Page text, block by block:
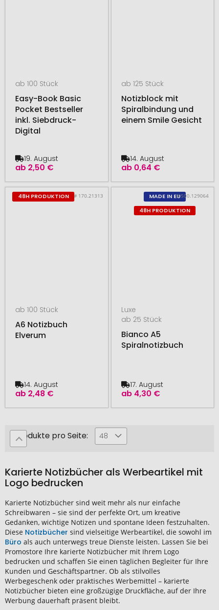
ab 100 Stück
Easy-Book Basic
Pocket Bestseller
inkl. Siebdruck-
Digital
ab 2,50 €
19. August
ab 125 Stück
Notizblock mit
Spiralbindung und
einem Smile Gesicht
ab 0,64 €
14. August
48H PRODUKTION # 170.21313
ab 100 Stück
A6 Notizbuch
Elverum
ab 2,48 €
14. August
MADE IN EU
48H PRODUKTION
# 500.129064
Luxe
ab 25 Stück
Bianco A5
Spiralnotizbuch
ab 4,30 €
17. August
Produkte pro Seite: 48
Karierte Notizbücher als Werbeartikel mit
Logo bedrucken
Karierte Notizbücher sind weit mehr als nur einfache
Schreibwaren – sie sind der perfekte Ort, um kreative
Gedanken, wichtige Notizen und spontane Ideen festzuhalten.
Diese Notizbücher sind vielseitige Werbeartikel, die sowohl im
Büro als auch unterwegs treue Dienste leisten. Lassen Sie bei
Promostore Ihre karierte Notizbücher mit Ihrem Logo
bedrucken und schaffen Sie einen täglichen Begleiter für Ihre
Kunden und Geschäftspartner. Ob als stilvolles
Werbegeschenk oder praktisches Werbemittel – karierte
Notizbücher bieten eine großzügige Druckfläche, auf der Ihre
Werbung dauerhaft präsent bleibt.